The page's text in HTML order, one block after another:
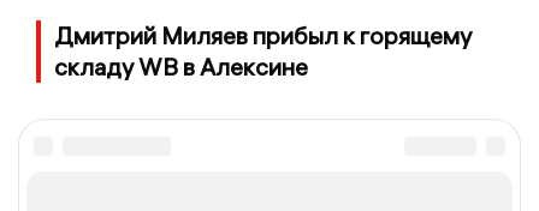
Дмитрий Миляев прибыл к горящему
складу WB в Алексине